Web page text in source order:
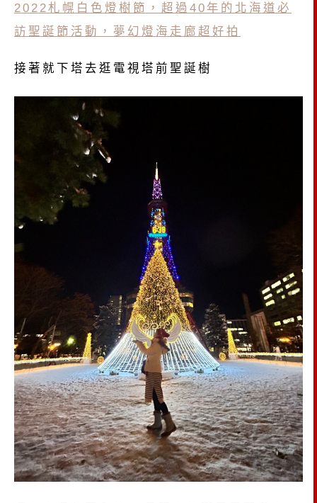
2022札幌白色燈樹節，超過40年的北海道必
訪聖誕節活動，夢幻燈海走廊超好拍
接著就下塔去逛電視塔前聖誕樹